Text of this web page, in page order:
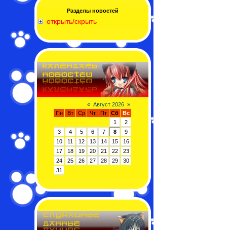
Разделы новостей
открыть/скрыть
« Август 2026 »
Пн
Вт Ср Чт Пт Сб
Вс
1
2
3
4 5 6 7 8
9
10
11 12 13 14 15
16
17
18 19 20 21 22
23
24
25 26 27 28 29
30
31